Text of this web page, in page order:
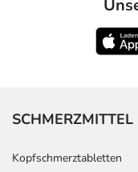
SCHMERZMITTEL
Kopfschmerztabletten